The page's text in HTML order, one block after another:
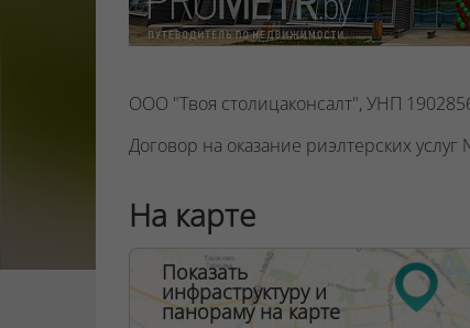
ООО "Твоя столицаконсалт", УНП
Договор на оказание риэлтерских
На карте
Показать
инфраструктуру и
панораму на карте